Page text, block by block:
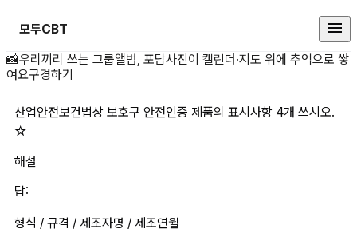
모두CBT
산업안전보건법상 보호구 안전인
📸우리끼리 쓰는 그룹앨범, 포담사진이 캘린더·지도 위에 추억으로 쌓
여요구경하기
산업안전보건법상 보호구 안전인증 제품의 표시사항 4개 쓰시오.
☆
해설
답:
형식 / 규격 / 제조자명 / 제조연월